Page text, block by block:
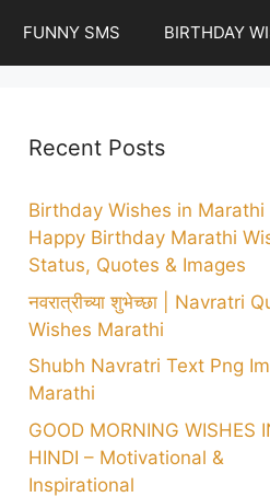
FUNNY SMS BIRTHDAY
Recent Posts
Birthday Wishes in Marathi |
Happy Birthday Marathi
Status, Quotes & Images
नवरात्रीच्या शुभेच्छा | Navratri
Wishes Marathi
Shubh Navratri Text Png
Marathi
GOOD MORNING WISHES
HINDI – Motivational &
Inspirational